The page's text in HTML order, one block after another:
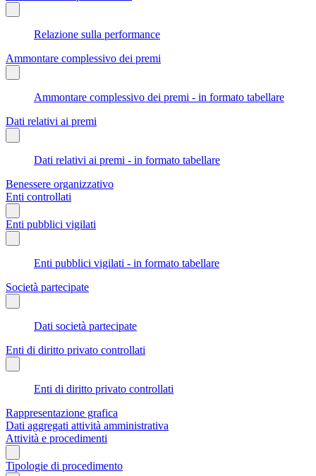
Relazione sulla performance
Ammontare complessivo dei premi
Ammontare complessivo dei premi - in formato tabellare
Dati relativi ai premi
Dati relativi ai premi - in formato tabellare
Benessere organizzativo
Enti controllati
Enti pubblici vigilati
Enti pubblici vigilati - in formato tabellare
Società partecipate
Dati società partecipate
Enti di diritto privato controllati
Enti di diritto privato controllati
Rappresentazione grafica
Dati aggregati attività amministrativa
Attività e procedimenti
Tipologie di procedimento